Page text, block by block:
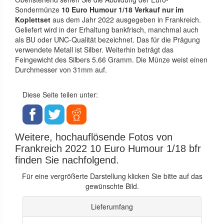
Sondermünze 10 Euro Humour 1/18 Verkauf nur im
Koplettset aus dem Jahr 2022 ausgegeben in Frankreich.
Geliefert wird in der Erhaltung bankfrisch, manchmal auch
als BU oder UNC-Qualität bezeichnet. Das für die Prägung
verwendete Metall ist Silber. Weiterhin beträgt das
Feingewicht des Silbers 5.66 Gramm. Die Münze weist einen
Durchmesser von 31mm auf.
Diese Seite teilen unter:
Weitere, hochauflösende Fotos von
Frankreich 2022 10 Euro Humour 1/18 bfr
finden Sie nachfolgend.
Für eine vergrößerte Darstellung klicken Sie bitte auf das
gewünschte Bild.
Lieferumfang